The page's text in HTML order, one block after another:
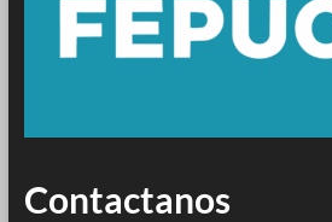
Contactanos